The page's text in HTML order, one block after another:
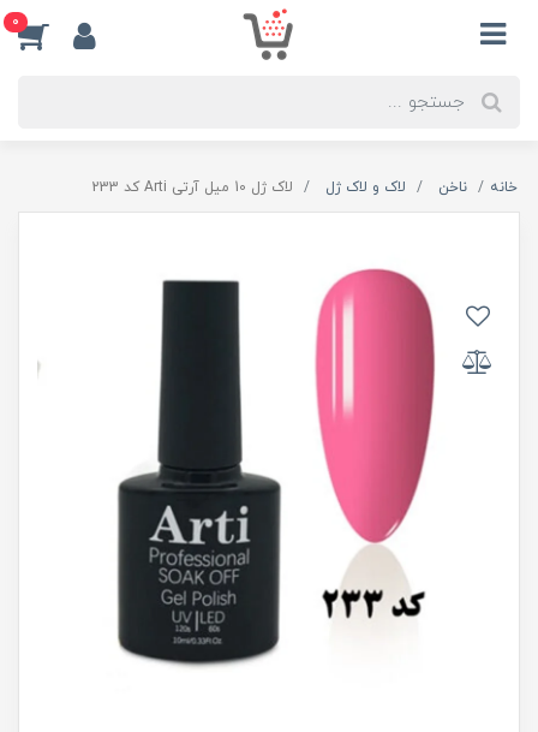
0
خانه ناخن لاک و لاک ژل لاک ژل 10 میل آرتی Arti کد 233